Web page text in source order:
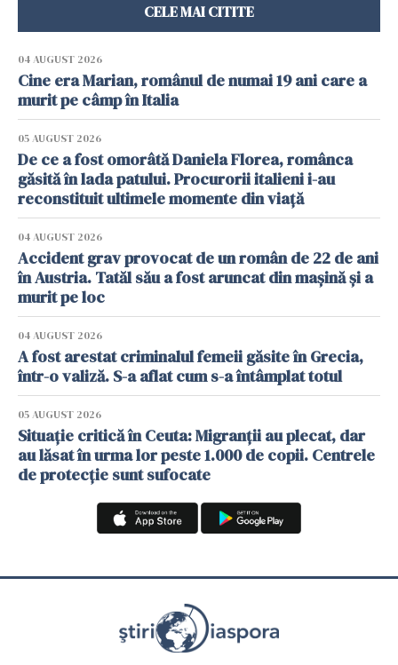
CELE MAI CITITE
04 AUGUST 2026
Cine era Marian, românul de numai 19 ani care a
murit pe câmp în Italia
05 AUGUST 2026
De ce a fost omorâtă Daniela Florea, românca
găsită în lada patului. Procurorii italieni i-au
reconstituit ultimele momente din viață
04 AUGUST 2026
Accident grav provocat de un român de 22 de ani
în Austria. Tatăl său a fost aruncat din mașină și a
murit pe loc
04 AUGUST 2026
A fost arestat criminalul femeii găsite în Grecia,
într-o valiză. S-a aflat cum s-a întâmplat totul
05 AUGUST 2026
Situație critică în Ceuta: Migranții au plecat, dar
au lăsat în urma lor peste 1.000 de copii. Centrele
de protecție sunt sufocate